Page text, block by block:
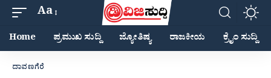
Aa
Home ಪ್ರಮುಖ ಸುದ್ದಿ ಜ್ಯೋತಿಷ್ಯ ರಾಜಕೀಯ ಕ್ರೈಂ ಸುದ್ದಿ
ದಾವಣಗೆರೆ